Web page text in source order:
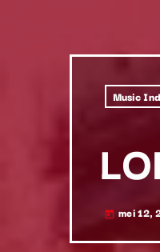
Music
today mei 12,